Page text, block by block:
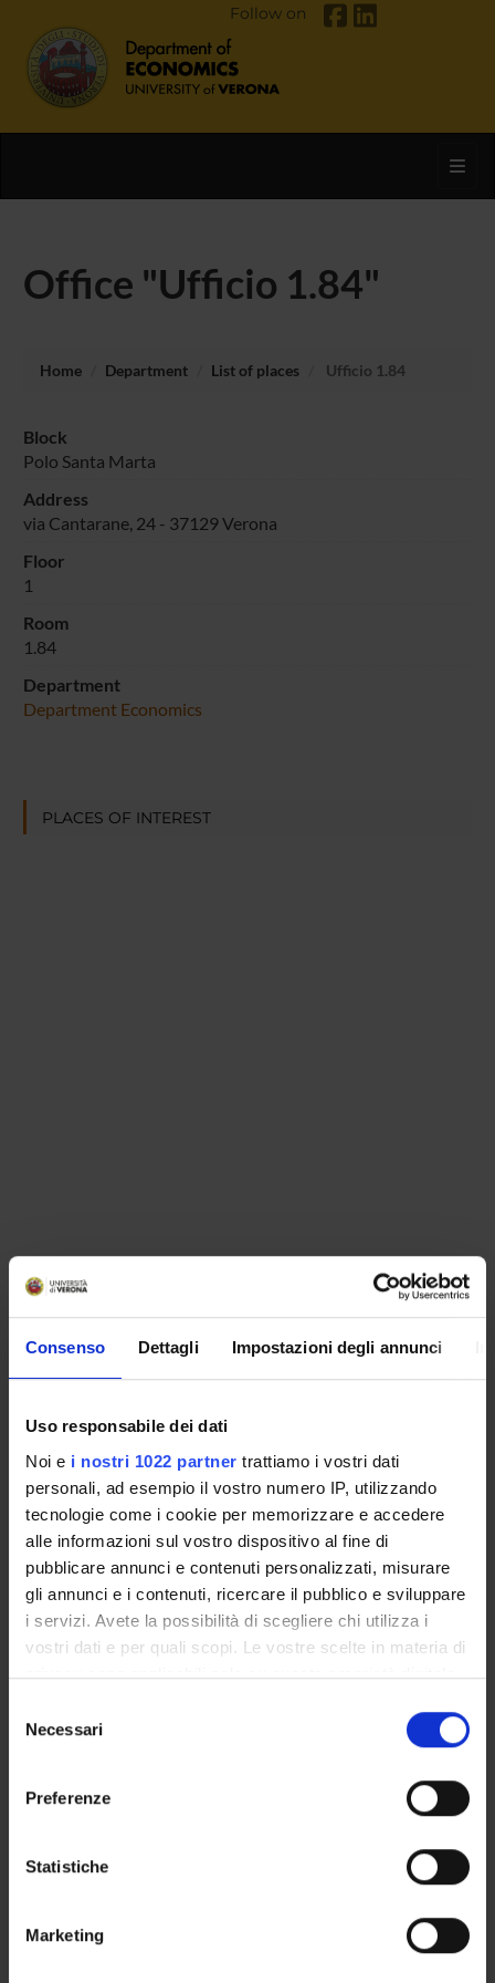
Consenso Dettagli Impostazioni degli annunci
Uso responsabile dei dati
Noi e i nostri 1022 partner trattiamo i vostri dati
personali, ad esempio il vostro numero IP, utilizzando
tecnologie come i cookie per memorizzare e accedere
alle informazioni sul vostro dispositivo al fine di
pubblicare annunci e contenuti personalizzati, misurare
gli annunci e i contenuti, ricercare il pubblico e sviluppare
i servizi. Avete la possibilità di scegliere chi utilizza i
vostri dati e per quali scopi. Le vostre scelte in materia di
privacy sono applicabili solo su questa proprietà digitale
modificare o revocare il proprio consenso in qualsiasi
momento dalla Dichiarazione sui cookie o facendo clic
raccogliere informazioni sulla tua posizione
geografica, con un'approssimazione di qualche
Identificare il tuo dispositivo, scansionandolo
delNecessari
Preferenze
Statistiche
Marketing
Follow on
Office "Ufficio 1.84"
Home Department List of places Ufficio 1.84
Block
Polo Santa Marta
Address
via Cantarane, 24 - 37129 Verona
Floor
1
Room
1.84
Department
Department Economics
PLACES OF INTEREST
ORGANISATION
DEPARTMENT ADMINISTRATION OFFICES
STUDENT ADMINISTRATION OFFICES
DEPARTMENT FACILITIES
RESEARCH LABORATORIES
RESEARCH CENTRES